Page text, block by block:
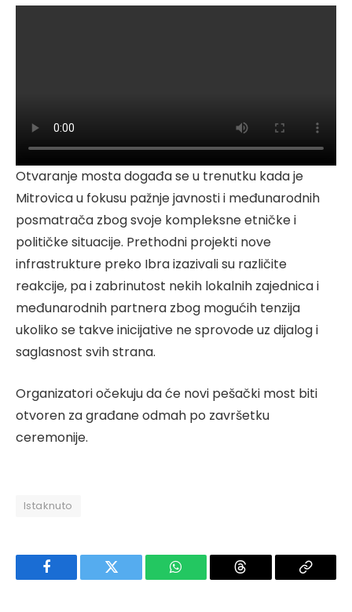
Otvaranje mosta događa se u trenutku kada je
Mitrovica u fokusu pažnje javnosti i međunarodnih
posmatrača zbog svoje kompleksne etničke i
političke situacije. Prethodni projekti nove
infrastrukture preko Ibra izazivali su različite
reakcije, pa i zabrinutost nekih lokalnih zajednica i
međunarodnih partnera zbog mogućih tenzija
ukoliko se takve inicijative ne sprovode uz dijalog i
saglasnost svih strana.
Organizatori očekuju da će novi pešački most biti
otvoren za građane odmah po završetku
ceremonije.
Istaknuto
Facebook Twitter WhatsApp Threads
Copy